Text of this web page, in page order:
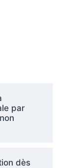
par
dès